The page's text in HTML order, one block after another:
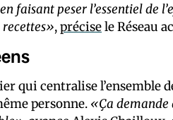
faisant peser l’essentiel de
recettes»,précisele Réseau
qui centralise l’ensemble
personne. «Ça